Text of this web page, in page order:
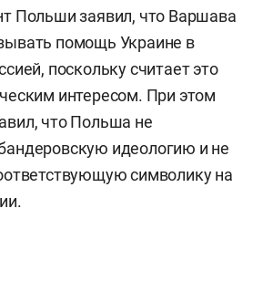
Польши заявил, что Варшава
помощь Украине в
поскольку считает это
интересом. При этом
что Польша не
идеологию и не
символику на